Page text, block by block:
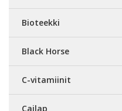
Bioteekki
Black Horse
C-vitamiinit
Cailap